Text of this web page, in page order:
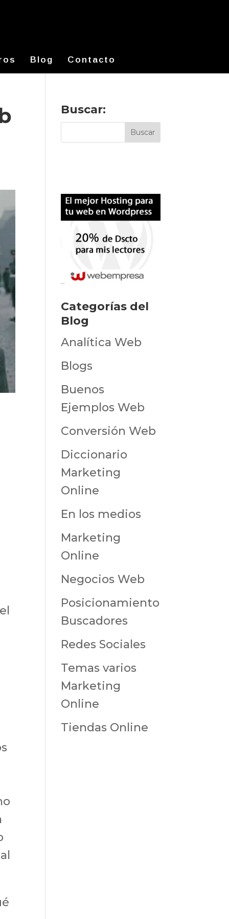
Blog Contacto
Buscar:
Categorías del
Blog
Analítica Web
Blogs
Buenos
Ejemplos Web
Conversión Web
Diccionario
Marketing
Online
En los medios
Marketing
Online
Negocios Web
Posicionamiento
Buscadores
Redes Sociales
Temas varios
Marketing
Online
Tiendas Online